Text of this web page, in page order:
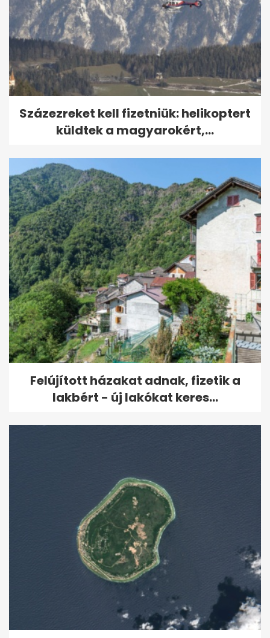
Százezreket kell fizetniük: helikoptert
küldtek a magyarokért,...
Felújított házakat adnak, fizetik a
lakbért - új lakókat keres...